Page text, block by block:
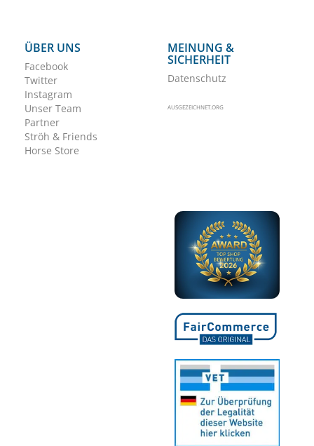
ÜBER UNS
Facebook
Twitter
Instagram
Unser Team
Partner
Ströh & Friends
Horse Store
MEINUNG &
SICHERHEIT
Datenschutz
AUSGEZEICHNET.ORG